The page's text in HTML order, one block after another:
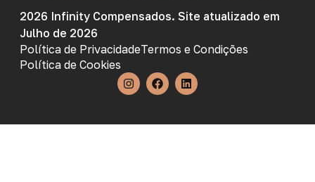
2026 Infinity Compensados. Site atualizado em
Julho de 2026
Política de PrivacidadeTermos e Condições
Política de Cookies